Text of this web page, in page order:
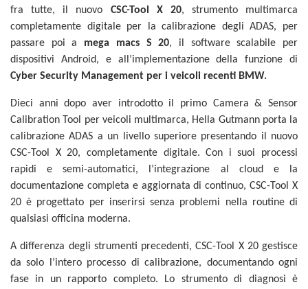
fra tutte, il nuovo CSC-Tool X 20, strumento multimarca
completamente digitale per la calibrazione degli ADAS, per
passare poi a mega macs S 20, il software scalabile per
dispositivi Android, e all’implementazione della funzione di
Cyber Security Management per i veicoli recenti BMW.
Dieci anni dopo aver introdotto il primo Camera & Sensor
Calibration Tool per veicoli multimarca, Hella Gutmann porta la
calibrazione ADAS a un livello superiore presentando il nuovo
CSC-Tool X 20, completamente digitale. Con i suoi processi
rapidi e semi-automatici, l’integrazione al cloud e la
documentazione completa e aggiornata di continuo, CSC-Tool X
20 è progettato per inserirsi senza problemi nella routine di
qualsiasi officina moderna.
A differenza degli strumenti precedenti, CSC-Tool X 20 gestisce
da solo l’intero processo di calibrazione, documentando ogni
fase in un rapporto completo. Lo strumento di diagnosi è